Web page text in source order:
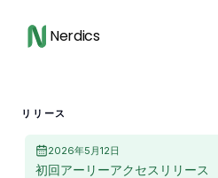
Nerdics
リリース
2026年5月12日
初回アーリーアクセスリリース